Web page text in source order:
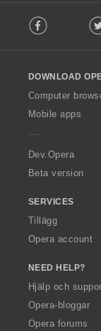
o
w
O
p
a
Facebook
DOWNLOAD
Computer
Mobile apps
Dev.Opera
Beta version
SERVICES
Tillägg
Opera account
NEED HELP?
Hjälp och
Opera-bloggar
Opera forums